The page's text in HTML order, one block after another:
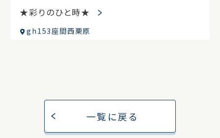
★彩りのひと時★
gh153座間西栗原
一覧に戻る